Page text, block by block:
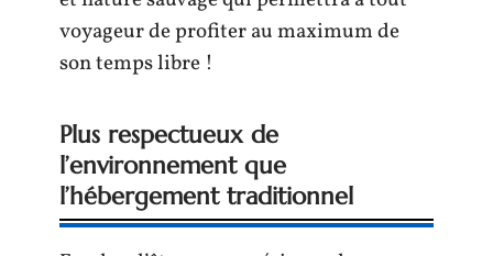
voyageur de profiter au maximum de
son temps libre !
Plus respectueux de
l’environnement que
l’hébergement traditionnel